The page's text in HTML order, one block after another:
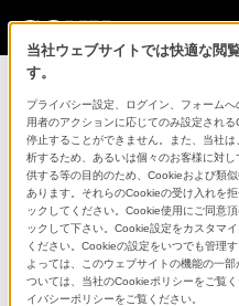
コンス
プロフェッショ
するサポート・
専用窓口のある業務用商
当社ウェブサイトでは快適な閲
す。
プライバシー設定、ログイン、フォーム
用者のアクションに応じてのみ設定され
停止することができません。また、当社
析するため、あるいは個々のお客様に対
供する等の目的のため、Cookieおよび類
あります。それらのCookieの受け入れを
ックしてください。Cookie使用にご同意
ックして下さい。Cookie設定をカスタマ
ください。Cookieの設定をいつでも管理
よっては、このウェブサイトの機能の一
ついては、当社のCookieポリシーをご覧
イバシーポリシーをご覧ください。